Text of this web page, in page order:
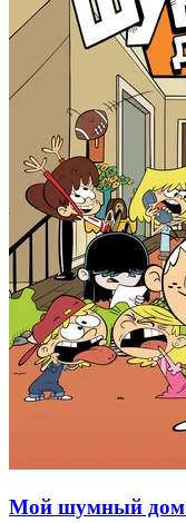
Мой шумный дом